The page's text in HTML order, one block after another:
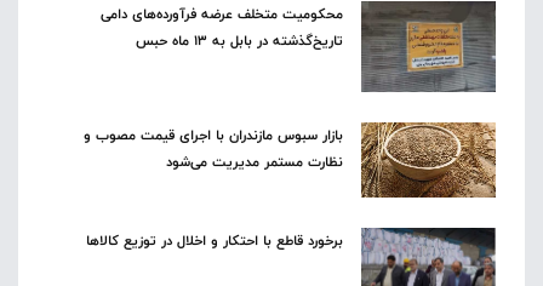
محکومیت متخلف عرضه فرآورده‌های دامی
تاریخ‌گذشته در بابل به ۱۳ ماه حبس
بازار سبوس مازندران با اجرای قیمت مصوب و
نظارت مستمر مدیریت می‌شود
برخورد قاطع با احتکار و اخلال در توزیع کالاها